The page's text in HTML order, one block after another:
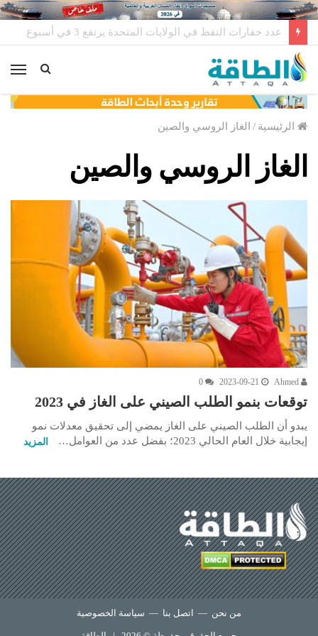
باستثمارات عربية.. حقل غاز ضخم ينتظر قرارًا مصيريًا
الرئيسية / الغاز الروسي والصين
الغاز الروسي والصين
2023-09-21
0
توقعات بنمو الطلب الصيني على الغاز في 2023
يبدو أن الطلب الصيني على الغاز يمضي إلى تحقيق معدلات نمو
إيجابية خلال العام الحالي 2023؛ بفضل عدد من العوامل…
المزيد
من نحن — اتصل بنا — سياسة الخصوصية